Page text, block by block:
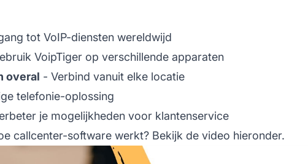
tot VoIP-diensten wereldwijd
VoipTiger op verschillende apparaten
overal - Verbind vanuit elke locatie
telefonie-oplossing
je mogelijkheden voor klantenservice
callcenter-software werkt? Bekijk de video hieronder.